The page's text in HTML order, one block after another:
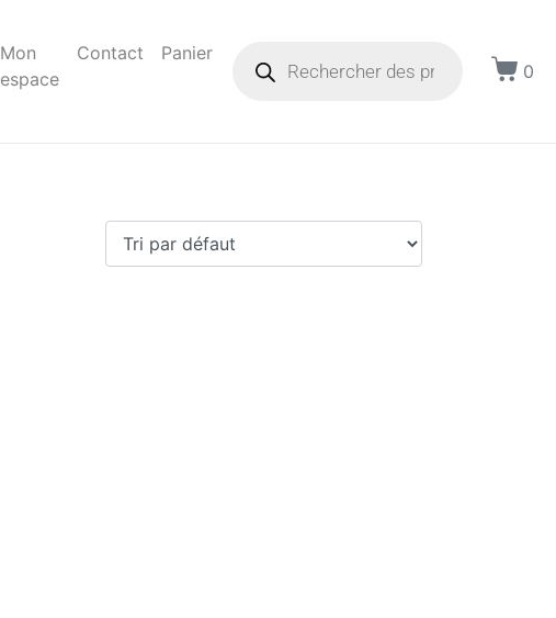
Mon
espace
Contact
Panier
0